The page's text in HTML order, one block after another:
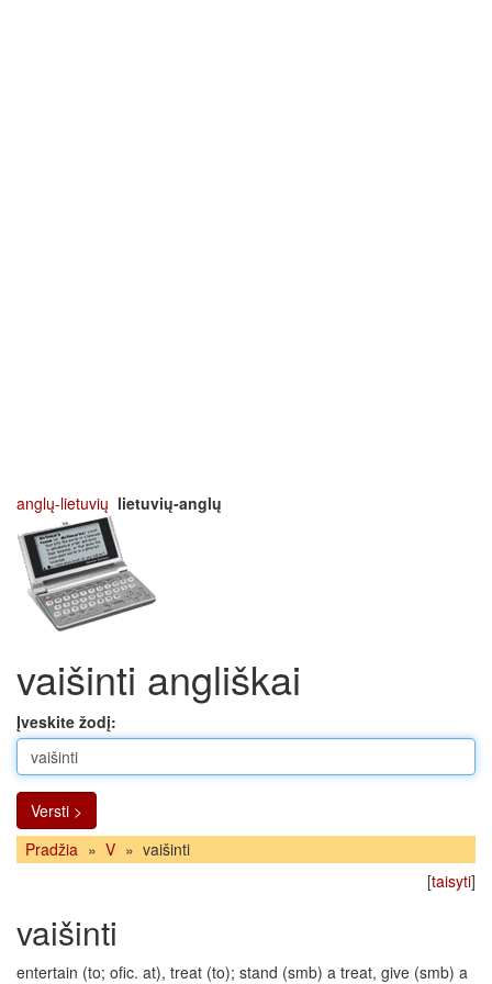
anglų-lietuvių lietuvių-anglų
vaišinti angliškai
Įveskite žodį:
Versti >
Pradžia » V » vaišinti
[taisyti]
vaišinti
entertain (to; ofic. at), treat (to); stand (smb) a treat, give (smb) a